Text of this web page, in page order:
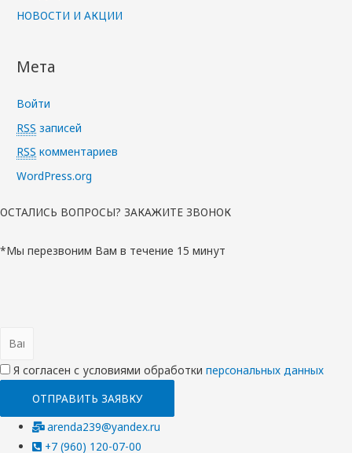
НОВОСТИ И АКЦИИ
Мета
Войти
RSS записей
RSS комментариев
WordPress.org
ОСТАЛИСЬ ВОПРОСЫ? ЗАКАЖИТЕ ЗВОНОК
*Мы перезвоним Вам в течение 15 минут
Я согласен с условиями обработки перcональных данных
ОТПРАВИТЬ ЗАЯВКУ
arenda239@yandex.ru
+7 (960) 120-07-00